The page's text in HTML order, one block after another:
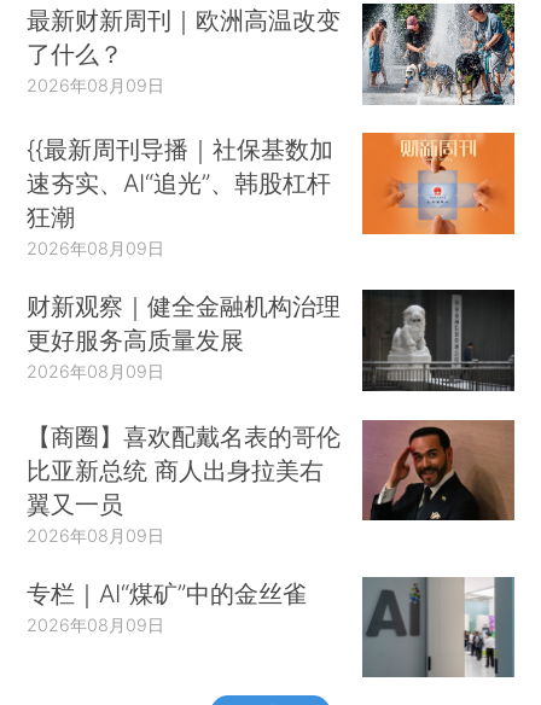
最新财新周刊｜欧洲高温改变
了什么？
2026年08月09日
{{最新周刊导播｜社保基数加
速夯实、AI“追光”、韩股杠杆
狂潮
2026年08月09日
财新观察｜健全金融机构治理
更好服务高质量发展
2026年08月09日
【商圈】喜欢配戴名表的哥伦
比亚新总统 商人出身拉美右
翼又一员
2026年08月09日
专栏｜AI“煤矿”中的金丝雀
2026年08月09日